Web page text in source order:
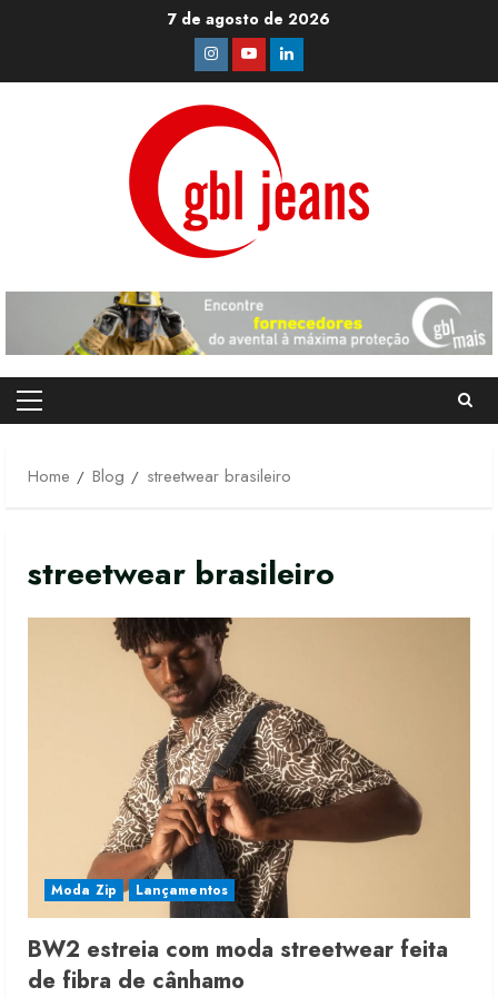
7 de agosto de 2026
Instagram
YoutubeLinkedin
Primary
Home
Blog streetwear brasileiro
streetwear brasileiro
Moda Zip Lançamentos
BW2 estreia com moda streetwear feita
de fibra de cânhamo
2
Moda vende US$63,7 bilhões em
produtos licenciados
6 de agosto de 2026
Renata Caixeta assume Movimento